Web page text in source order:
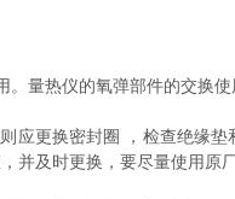
热仪的氧弹部件的交换使
更换密封圈 ，检查绝缘垫
并及时更换，要尽量使用原厂